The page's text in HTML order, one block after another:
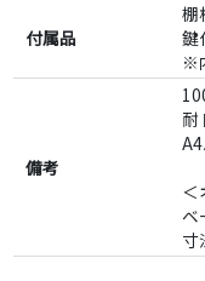
付属品
鍵
※
備考
耐
＜
ベ